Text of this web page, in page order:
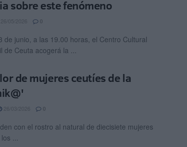
sobre este fenómeno
0
de junio, a las 19.00 horas, el Centro Cultural
de Ceuta acogerá la ...
de mujeres ceutíes de la
0
con el rostro al natural de diecisiete mujeres
...